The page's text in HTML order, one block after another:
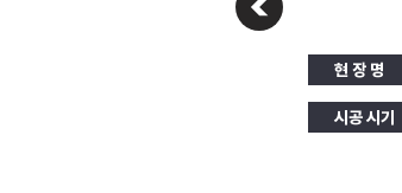
현 장 명
시공 시기